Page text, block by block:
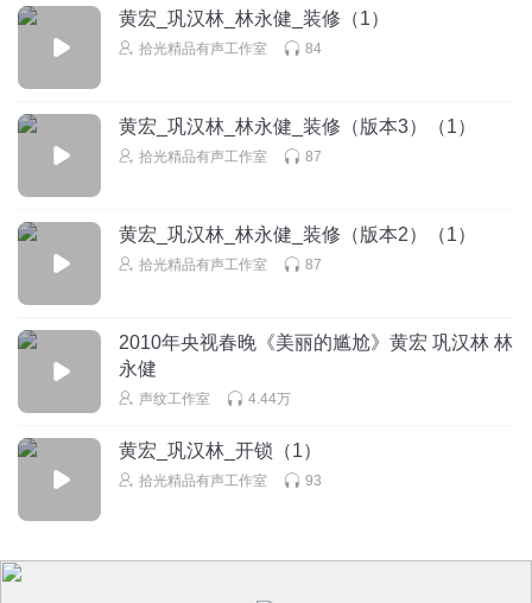
黄宏_巩汉林_林永健_装修（1）
拾光精品有声工作室 84
黄宏_巩汉林_林永健_装修（版本3）（1）
拾光精品有声工作室 87
黄宏_巩汉林_林永健_装修（版本2）（1）
拾光精品有声工作室 87
2010年央视春晚《美丽的尴尬》黄宏 巩汉林 林
永健
声纹工作室 4.44万
黄宏_巩汉林_开锁（1）
拾光精品有声工作室 93